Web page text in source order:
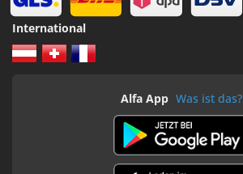
International
Alfa App Was ist das?